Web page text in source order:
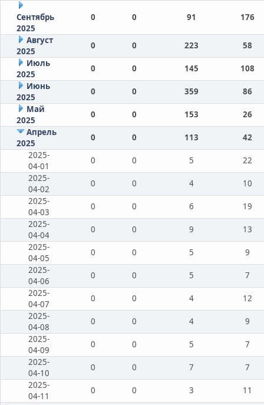
Сентябрь
2025
0 0 91 176
Август
2025
0 0 223
58
Июль
2025
0 0 145
108
Июнь
2025
0 0 359
86
Май
2025
0 0 153
26
Апрель
2025
0 0 113
42
2025-
04-01
0 0 5
22
2025-
04-02
0 0 4
10
2025-
04-03
0 0 6
19
2025-
04-04
0 0 9
13
2025-
04-05
0 0 5
9
2025-
04-06
0 0 5
7
2025-
04-07
0 0 4
12
2025-
04-08
0 0 4
9
2025-
04-09
0 0 5
7
2025-
04-10
0 0 7
7
2025-
04-11
0 0 3
11